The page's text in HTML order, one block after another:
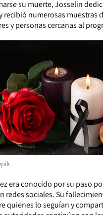
su muerte, Josselin
recibió numerosas muestras
y personas cercanas al
era conocido por su paso
redes sociales. Su
quienes lo seguían y